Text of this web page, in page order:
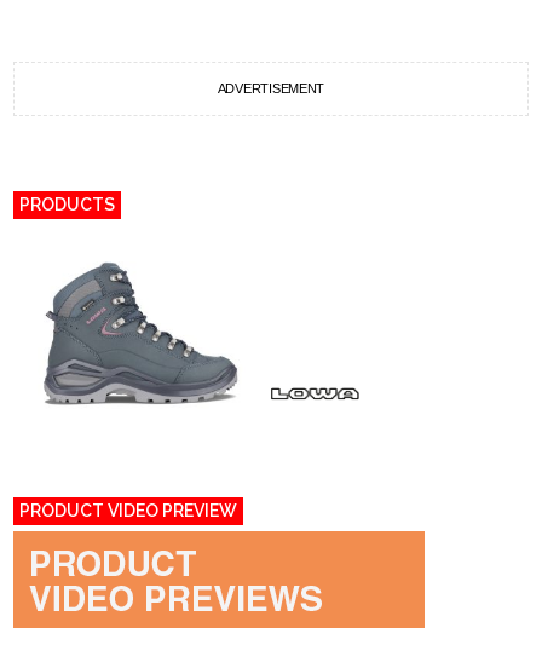
ADVERTISEMENT
PRODUCTS
PRODUCT VIDEO PREVIEW